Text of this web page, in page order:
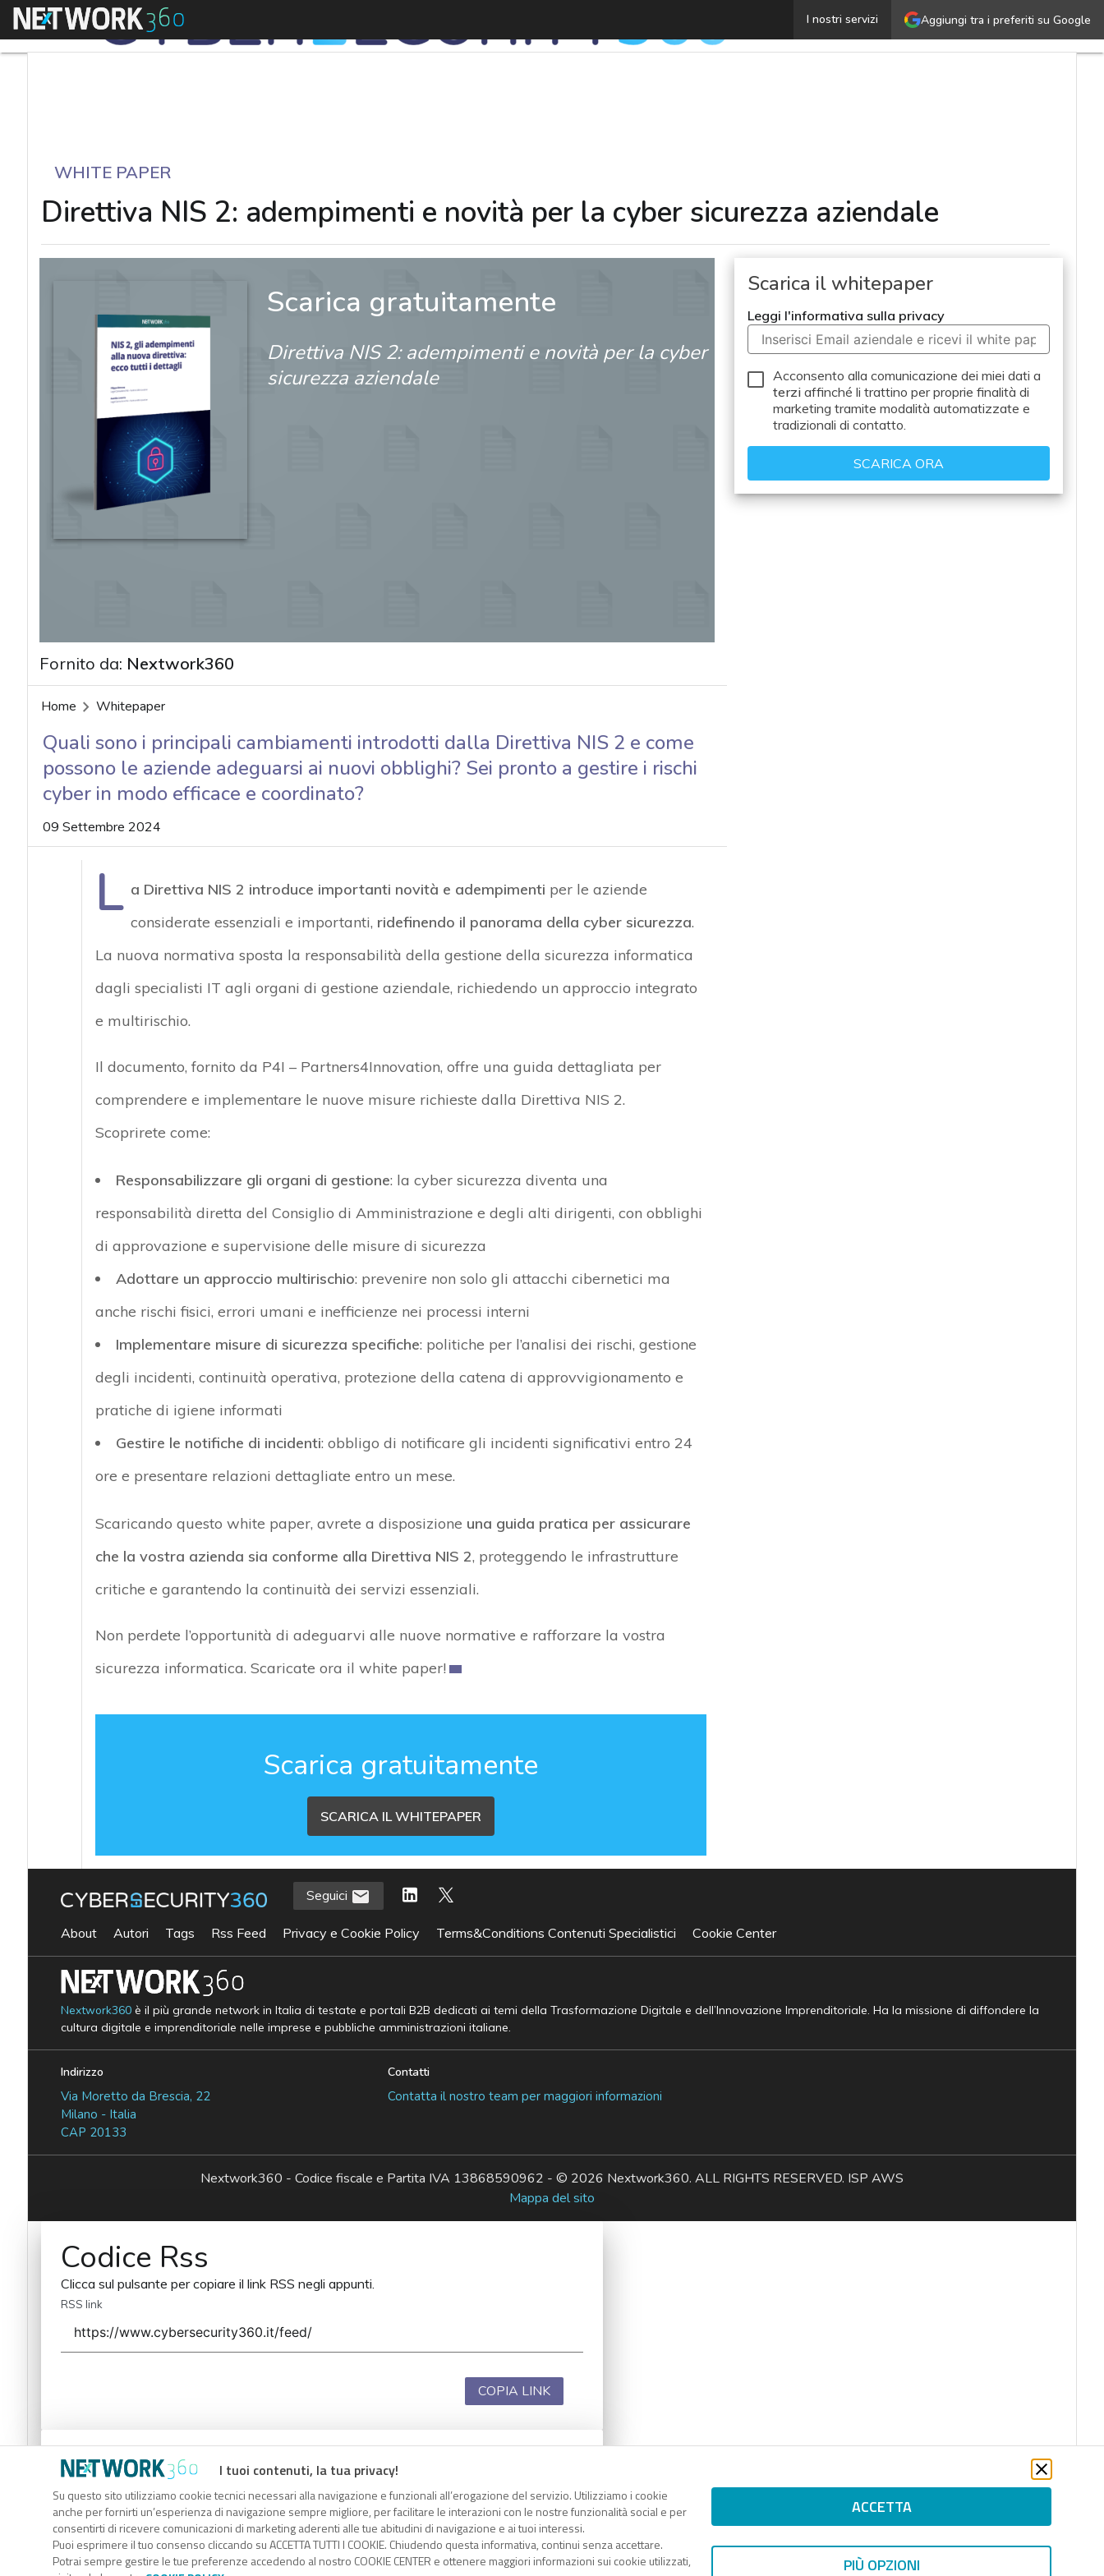
Aggiungi tra i preferiti su Google
I nostri servizi
Menu Direttiva NIS 2: adempimenti e novità per la cyber
WHITE PAPER
Direttiva NIS 2: adempimenti e novità per la cyber sicurezza aziendale
Scarica gratuitamente
Direttiva NIS 2: adempimenti e novità per la cyber
sicurezza aziendale
Fornito da: Nextwork360
Home Whitepaper
Quali sono i principali cambiamenti introdotti dalla Direttiva NIS 2 e come
possono le aziende adeguarsi ai nuovi obblighi? Sei pronto a gestire i rischi
cyber in modo efficace e coordinato?
09 Settembre 2024
L a Direttiva NIS 2 introduce importanti novità e adempimenti per le aziende
considerate essenziali e importanti, ridefinendo il panorama della cyber sicurezza.
La nuova normativa sposta la responsabilità della gestione della sicurezza informatica
dagli specialisti IT agli organi di gestione aziendale, richiedendo un approccio integrato
e multirischio.
Il documento, fornito da P4I – Partners4Innovation, offre una guida dettagliata per
comprendere e implementare le nuove misure richieste dalla Direttiva NIS 2.
Scoprirete come:
Responsabilizzare gli organi di gestione: la cyber sicurezza diventa una
responsabilità diretta del Consiglio di Amministrazione e degli alti dirigenti, con obblighi
di approvazione e supervisione delle misure di sicurezza
Adottare un approccio multirischio: prevenire non solo gli attacchi cibernetici ma
anche rischi fisici, errori umani e inefficienze nei processi interni
Implementare misure di sicurezza specifiche: politiche per l’analisi dei rischi, gestione
degli incidenti, continuità operativa, protezione della catena di approvvigionamento e
pratiche di igiene informati
Gestire le notifiche di incidenti: obbligo di notificare gli incidenti significativi entro 24
ore e presentare relazioni dettagliate entro un mese.
Scaricando questo white paper, avrete a disposizione una guida pratica per assicurare
che la vostra azienda sia conforme alla Direttiva NIS 2, proteggendo le infrastrutture
critiche e garantendo la continuità dei servizi essenziali.
Non perdete l’opportunità di adeguarvi alle nuove normative e rafforzare la vostra
sicurezza informatica. Scaricate ora il white paper!
Scarica gratuitamente
SCARICA IL WHITEPAPER
Scarica il whitepaper
Leggi l'informativa sulla privacy
Acconsento alla comunicazione dei miei dati a
terzi affinché li trattino per proprie finalità di
marketing tramite modalità automatizzate e
tradizionali di contatto.
I tuoi contenuti, la tua privacy!
Su questo sito utilizziamo cookie tecnici necessari alla navigazione e funzionali all’erogazione del servizio. Utilizziamo i cookie
anche per fornirti un’esperienza di navigazione sempre migliore, per facilitare le interazioni con le nostre funzionalità social e per
consentirti di ricevere comunicazioni di marketing aderenti alle tue abitudini di navigazione e ai tuoi interessi.
Puoi esprimere il tuo consenso cliccando su ACCETTA TUTTI I COOKIE. Chiudendo questa informativa, continui senza accettare.
Potrai sempre gestire le tue preferenze accedendo al nostro COOKIE CENTER e ottenere maggiori informazioni sui cookie utilizzati,
ACCETTA
PIÙ OPZIONI
Seguici
About Autori Tags Rss Feed Privacy e Cookie Policy Terms&Conditions Contenuti Specialistici Cookie Center
Nextwork360è il più grande network in Italia di testate e portali B2B dedicati ai temi della Trasformazione Digitale e dell’Innovazione Imprenditoriale. Ha la missione di diffondere la
cultura digitale e imprenditoriale nelle imprese e pubbliche amministrazioni italiane.
Indirizzo
Via Moretto da Brescia, 22
Milano - Italia
CAP 20133
Contatti
Contatta il nostro team per maggiori informazioni
Nextwork360 - Codice fiscale e Partita IVA 13868590962 - © 2026 Nextwork360. ALL RIGHTS RESERVED. ISP AWS
Mappa del sito
Codice Rss
Clicca sul pulsante per copiare il link RSS negli appunti.
RSS link
COPIA LINK
Codice Rss
Clicca sul pulsante per copiare il link RSS negli appunti.
RSS link